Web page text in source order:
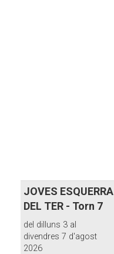
JOVES ESQUERRA
DEL TER - Torn 7
del dilluns 3 al
divendres 7 d'agost
2026